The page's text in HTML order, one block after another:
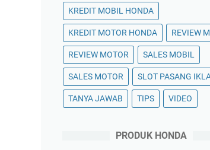
KREDIT MOBIL HONDA
KREDIT MOTOR HONDA REVIEW
REVIEW MOTOR SALES MOBIL
SALES MOTOR SLOT PASANG
TANYA JAWAB TIPS VIDEO
PRODUK HONDA